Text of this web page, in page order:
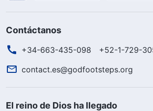
Contáctanos
+34-663-435-098
+52-1-729-
contact.es@godfootsteps.org
El reino de Dios ha llegado